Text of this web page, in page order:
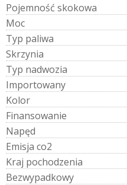
Pojemność skokowa
Moc
Typ paliwa
Skrzynia
Typ nadwozia
Importowany
Kolor
Finansowanie
Napęd
Emisja co2
Kraj pochodzenia
Bezwypadkowy